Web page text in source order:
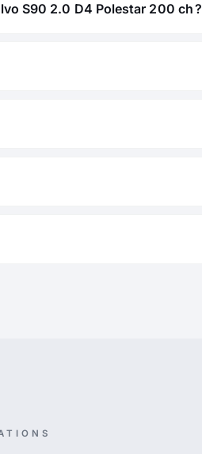
S90 2.0 D4 Polestar 200 ch ?